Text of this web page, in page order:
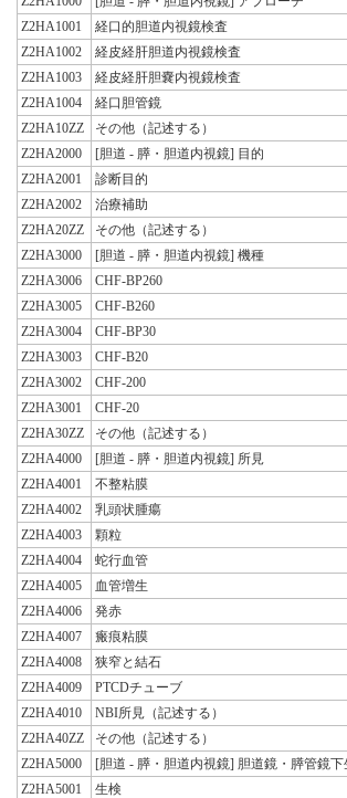
Z2HA1001
経口的胆道内視鏡検査
Z2HA1002
経皮経肝胆道内視鏡検査
Z2HA1003
経皮経肝胆嚢内視鏡検査
Z2HA1004
経口胆管鏡
Z2HA10ZZ
その他（記述する）
Z2HA2000
[胆道 - 膵・胆道内視鏡] 目的
Z2HA2001
診断目的
Z2HA2002
治療補助
Z2HA20ZZ
その他（記述する）
Z2HA3000
[胆道 - 膵・胆道内視鏡] 機種
Z2HA3006
CHF-BP260
Z2HA3005
CHF-B260
Z2HA3004
CHF-BP30
Z2HA3003
CHF-B20
Z2HA3002
CHF-200
Z2HA3001
CHF-20
Z2HA30ZZ
その他（記述する）
Z2HA4000
[胆道 - 膵・胆道内視鏡] 所見
Z2HA4001
不整粘膜
Z2HA4002
乳頭状腫瘍
Z2HA4003
顆粒
Z2HA4004
蛇行血管
Z2HA4005
血管増生
Z2HA4006
発赤
Z2HA4007
瘢痕粘膜
Z2HA4008
狭窄と結石
Z2HA4009
PTCDチューブ
Z2HA4010
NBI所見（記述する）
Z2HA40ZZ
その他（記述する）
Z2HA5000
[胆道 - 膵・胆道内視鏡] 胆道鏡・膵管鏡
Z2HA5001
生検